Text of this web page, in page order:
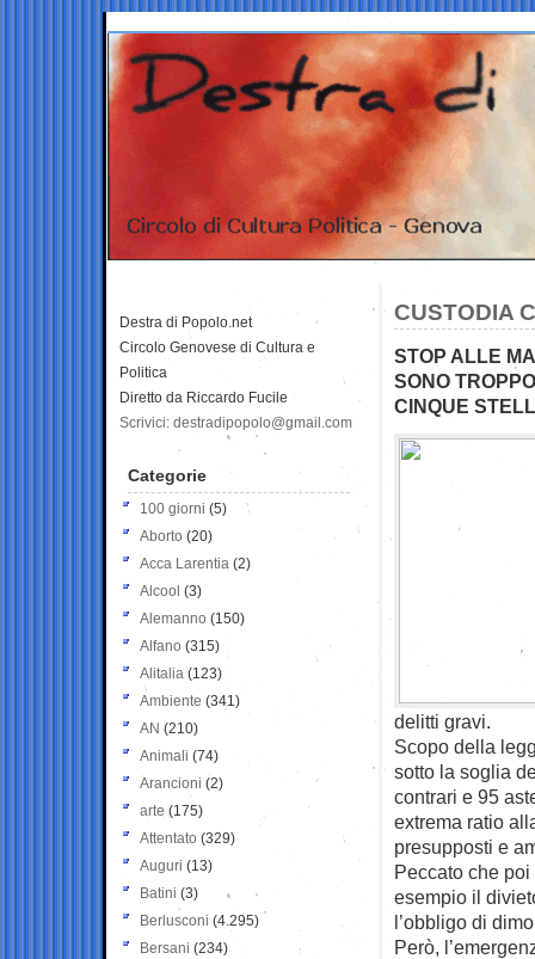
CUSTODIA
STOP ALLE
SONO
CINQUE
delitti gravi.
Scopo della
sotto la soglia
contrari e 95
extrema ratio
presupposti e
Peccato che
esempio il
l’obbligo di
Però,
Destra di Popolo.net
Circolo Genovese di Cultura e
Politica
Diretto da Riccardo Fucile
Scrivici: destradipopolo@gmail.com
Categorie
100 giorni (5)
Aborto (20)
Acca Larentia (2)
Alcool (3)
Alemanno (150)
Alfano (315)
Alitalia (123)
Ambiente (341)
AN (210)
Animali (74)
Arancioni (2)
arte (175)
Attentato (329)
Auguri (13)
Batini (3)
Berlusconi (4.295)
Bersani (234)